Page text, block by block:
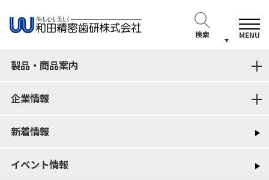
検索 MENU
製品・商品案内
企業情報
新着情報
イベント情報